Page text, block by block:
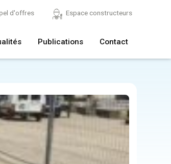
d'offres Espace constructeurs
Publications Contact